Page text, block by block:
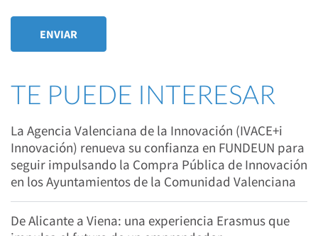
TE PUEDE INTERESAR
La Agencia Valenciana de la Innovación (IVACE+i
Innovación) renueva su confianza en FUNDEUN para
seguir impulsando la Compra Pública de Innovación
en los Ayuntamientos de la Comunidad Valenciana
De Alicante a Viena: una experiencia Erasmus que